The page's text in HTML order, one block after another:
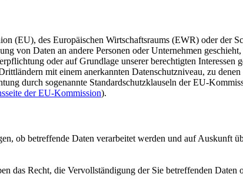
(EU), des Europäischen Wirtschaftsraums (EWR) oder der
von Daten an andere Personen oder Unternehmen
oder auf Grundlage unserer berechtigten
mit einem anerkannten Datenschutzniveau, zu
durch sogenannte Standardschutzklauseln der EU-
der EU-Kommission).
ob betreffende Daten verarbeitet werden und auf Auskunft
das Recht, die Vervollständigung der Sie betreffenden